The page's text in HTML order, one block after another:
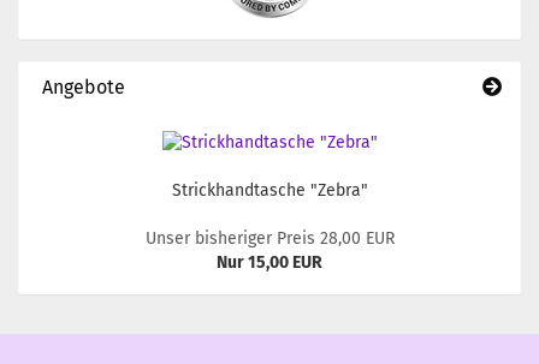
Angebote
Strickhandtasche "Zebra"
Unser bisheriger Preis 28,00 EUR
Nur 15,00 EUR